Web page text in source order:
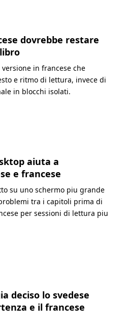
dovrebbe restare
in francese che
e ritmo di lettura, invece di
in blocchi isolati.
aiuta a
e francese
su uno schermo piu grande
tra i capitoli prima di
per sessioni di lettura piu
deciso lo svedese
e il francese